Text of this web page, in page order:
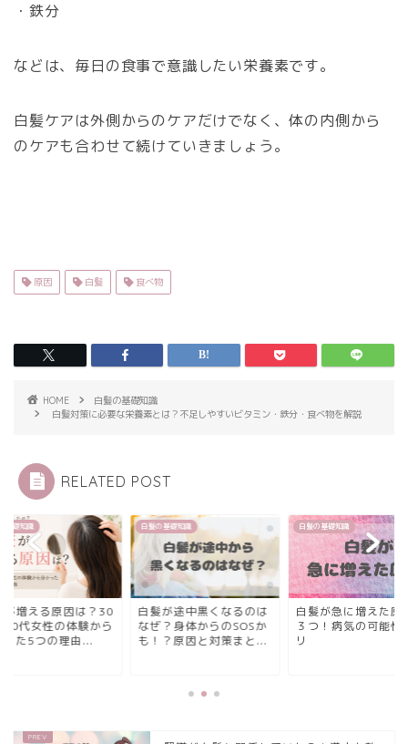
・鉄分
などは、毎日の食事で意識したい栄養素です。
白髪ケアは外側からのケアだけでなく、体の内側から
のケアも合わせて続けていきましょう。
原因 白髪 食べ物
HOME
白髪の基礎知識
白髪対策に必要な栄養素とは？不足しやすいビタミン・鉄分・食べ物を解説
RELATED POST
基礎知識
が増える原因は？30
40代女性の体験から
った5つの理由...
白髪の基礎知識
白髪が途中黒くなるのは
なぜ？身体からのSOSか
も！？原因と対策まと...
白髪の基礎知識
白髪が急に増えた原
３つ！病気の可能性
リ